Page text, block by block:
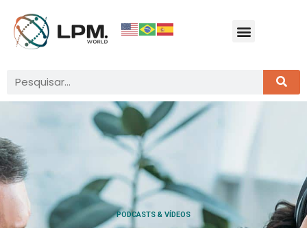
PODCASTS & VÍDEOS